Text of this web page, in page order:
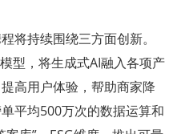
将持续围绕三方面创新。
型，将生成式AI融入各项产
高用户体验，帮助商家降
平均500万次的数据运算和